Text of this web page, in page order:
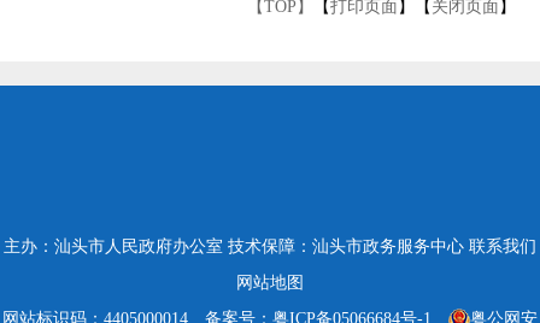
【TOP】 【打印页面 】【 关闭页面 】
主办：汕头市人民政府办公室 技术保障：汕头市政务服务中心 联系我们
网站地图
网站标识码：4405000014
备案号：粤ICP备05066684号-1 粤公网安